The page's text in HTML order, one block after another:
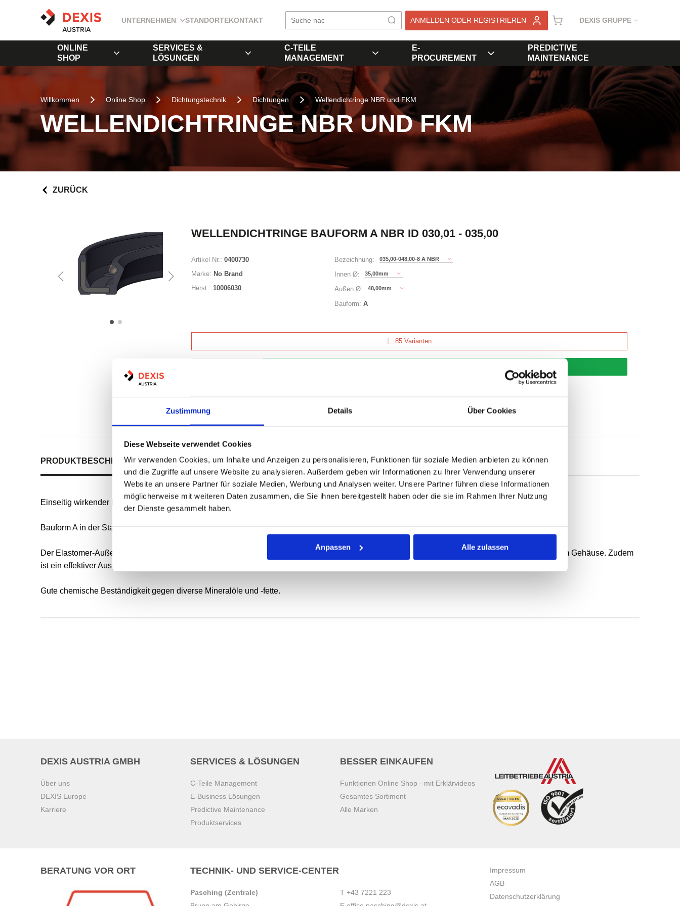
Zustimmung Details Über Cookies
Diese Webseite verwendet Cookies
Wir verwenden Cookies, um Inhalte und Anzeigen zu personalisieren, Funktionen für soziale Medien anbieten zu können
und die Zugriffe auf unsere Website zu analysieren. Außerdem geben wir Informationen zu Ihrer Verwendung unserer
Website an unsere Partner für soziale Medien, Werbung und Analysen weiter. Unsere Partner führen diese Informationen
möglicherweise mit weiteren Daten zusammen, die Sie ihnen bereitgestellt haben oder die sie im Rahmen Ihrer Nutzung
der Dienste gesammelt haben.
Anpassen Alle zulassen
UNTERNEHMEN STANDORTEKONTAKT ANMELDEN ODER REGISTRIEREN DEXIS GRUPPE
ONLINE
SHOP
SERVICES &
LÖSUNGEN
C-TEILE
MANAGEMENT
E-
PROCUREMENT
PREDICTIVE
MAINTENANCE
Willkommen Online Shop Dichtungstechnik Dichtungen Wellendichtringe NBR und FKM
WELLENDICHTRINGE NBR UND FKM
ZURÜCK
WELLENDICHTRINGE BAUFORM A NBR ID 030,01 - 035,00
Artikel Nr.: 0400730
Marke: No Brand
Herst.: 10006030
Bezeichnung: 035,00-048,00-8 A NBR
Innen Ø: 35,00mm
Außen Ø: 48,00mm
Bauform: A
85 Varianten
Print
PRODUKTBESCHREIBUNGALLE SPEZIFIKATIONENVARIANTEN
Einseitig wirkender Radial-Wellendichtring für rotierende oder schwenkbewegte Wellen.
Bauform A in der Standardausführung nach DIN 3760 mit Elastomer-Außenmantel, metallischem Versteifungsring und federunterstützter Dichtlippe.
Der Elastomer-Außenmantel ermöglicht eine gute statische Abdichtung bei dünnflüssigen oder gasförmigen Medien, gröberer Rauheit und geteiltem Gehäuse. Zudem
ist ein effektiver Ausgleich der Wärmeausdehnung (z.B. in Leichtmetallgehäusen) gegeben.
Gute chemische Beständigkeit gegen diverse Mineralöle und -fette.
DEXIS AUSTRIA GMBH
Über uns
DEXIS Europe
Karriere
SERVICES & LÖSUNGEN
C-Teile Management
E-Business Lösungen
Predictive Maintenance
Produktservices
BESSER EINKAUFEN
Funktionen Online Shop - mit Erklärvideos
Gesamtes Sortiment
Alle Marken
BERATUNG VOR ORT TECHNIK- UND SERVICE-CENTER
Pasching (Zentrale)
T +43 7221 223
Impressum
AGB
Datenschutzerklärung